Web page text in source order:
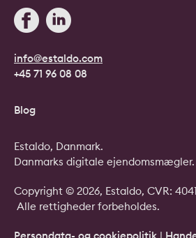
info@estaldo.com
+45 71 96 08 08
Blog
Copyright © 2026, Estaldo, CVR:
Alle rettigheder forbeholdes.
Persondata- og cookiepolitik |
Estaldo, Danmark.
Danmarks digitale ejendomsmægler.